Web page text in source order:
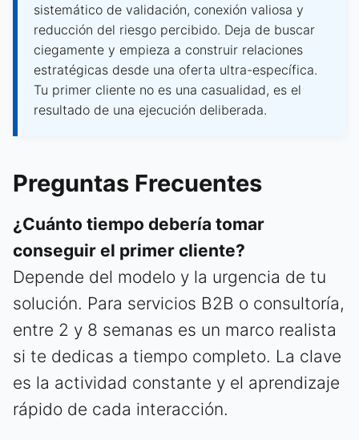
sistemático de validación, conexión valiosa y
reducción del riesgo percibido. Deja de buscar
ciegamente y empieza a construir relaciones
estratégicas desde una oferta ultra-específica.
Tu primer cliente no es una casualidad, es el
resultado de una ejecución deliberada.
Preguntas Frecuentes
¿Cuánto tiempo debería tomar
conseguir el primer cliente?
Depende del modelo y la urgencia de tu
solución. Para servicios B2B o consultoría,
entre 2 y 8 semanas es un marco realista
si te dedicas a tiempo completo. La clave
es la actividad constante y el aprendizaje
rápido de cada interacción.